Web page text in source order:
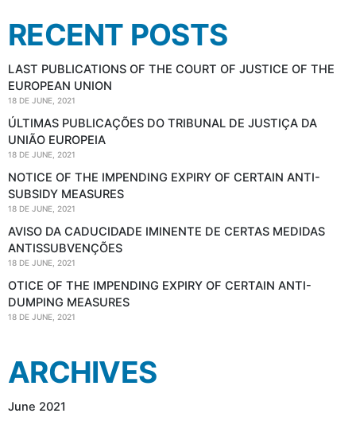
RECENT POSTS
LAST PUBLICATIONS OF THE COURT OF JUSTICE OF THE
EUROPEAN UNION
18 DE JUNE, 2021
ÚLTIMAS PUBLICAÇÕES DO TRIBUNAL DE JUSTIÇA DA
UNIÃO EUROPEIA
18 DE JUNE, 2021
NOTICE OF THE IMPENDING EXPIRY OF CERTAIN ANTI-
SUBSIDY MEASURES
18 DE JUNE, 2021
AVISO DA CADUCIDADE IMINENTE DE CERTAS MEDIDAS
ANTISSUBVENÇÕES
18 DE JUNE, 2021
OTICE OF THE IMPENDING EXPIRY OF CERTAIN ANTI-
DUMPING MEASURES
18 DE JUNE, 2021
ARCHIVES
June 2021